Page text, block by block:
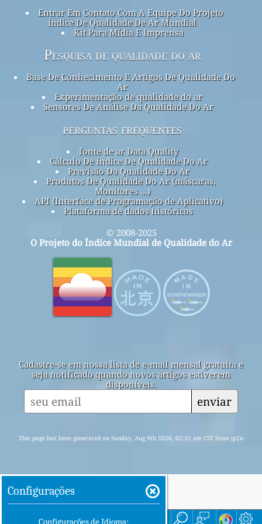
Entrar Em Contato Com A Equipe Do Projeto
índice De Qualidade De Ar Mundial
Kit Para Mídia E Imprensa
Pesquisa de qualidade do ar
Base De Conhecimento E Artigos De Qualidade Do
Ar
Experimentação de qualidade do ar
Sensores De Análise Da Qualidade Do Ar
perguntas frequentes
fonte de ar Data Quality
Cálculo De índice De Qualidade Do Ar
Previsão Da Qualidade Do Ar
Produtos De Qualidade Do Ar (máscaras,
Monitores ...)
API (Interface de Programação de Aplicativo)
Plataforma de dados históricos
© 2008-2025
O Projeto do Índice Mundial de Qualidade do Ar
Cadastre-se em nossa lista de e-mail mensal gratuita e
seja notificado quando novos artigos estiverem
disponíveis.
enviar
This page has been generated on Sunday, Aug 9th 2026, 02:31 am CST from jp2n
Configurações